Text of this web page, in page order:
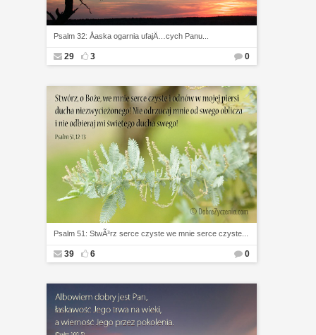
Psalm 32: Åaska ogarnia ufajÄ…cych Panu...
29 3 0
Psalm 51: StwÃ³rz serce czyste we mnie serce czyste...
39 6 0